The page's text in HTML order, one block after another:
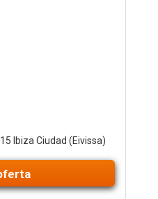
Ibiza Ciudad (Eivissa)